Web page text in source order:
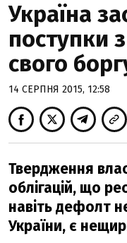
Україна
поступки
свого
14 СЕРПНЯ 2015, 12:58
Твердження
облігацій, що
навіть дефолт
України, є